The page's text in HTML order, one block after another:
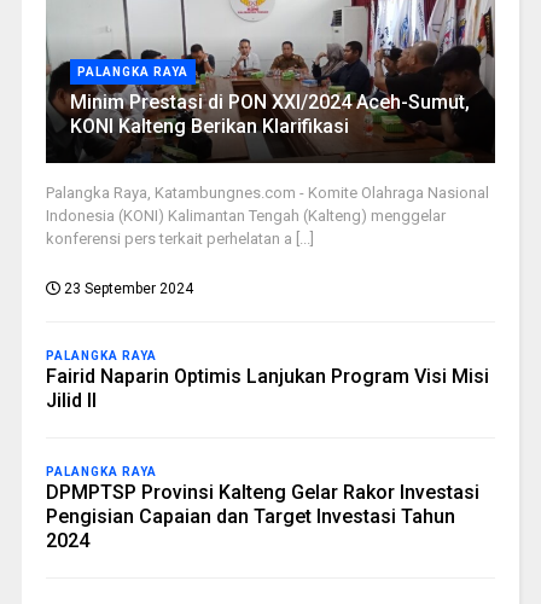
PALANGKA RAYA
Minim Prestasi di PON XXI/2024 Aceh-Sumut,
KONI Kalteng Berikan Klarifikasi
Palangka Raya, Katambungnes.com - Komite Olahraga Nasional
Indonesia (KONI) Kalimantan Tengah (Kalteng) menggelar
konferensi pers terkait perhelatan a [...]
23 September 2024
PALANGKA RAYA
Fairid Naparin Optimis Lanjukan Program Visi Misi
Jilid II
PALANGKA RAYA
DPMPTSP Provinsi Kalteng Gelar Rakor Investasi
Pengisian Capaian dan Target Investasi Tahun
2024